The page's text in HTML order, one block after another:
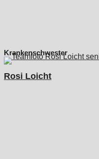
Krankenschwester
Rosi Loicht